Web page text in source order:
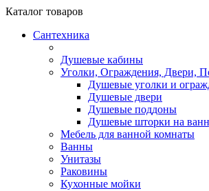
Каталог товаров
Сантехника
Душевые кабины
Уголки, Ограждения, Двери,
Душевые уголки и
Душевые двери
Душевые поддоны
Душевые шторки на
Мебель для ванной комнаты
Ванны
Унитазы
Раковины
Кухонные мойки